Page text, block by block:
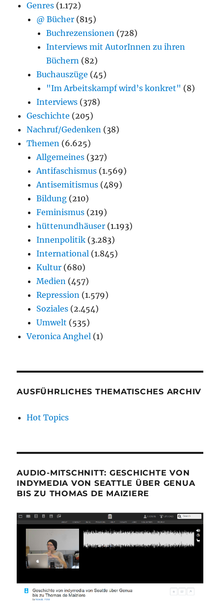
Genres (1.172)
@ Bücher (815)
Buchrezensionen (728)
Interviews mit AutorInnen zu ihren
Büchern (82)
Buchauszüge (45)
"Im Arbeitskampf wird’s konkret" (8)
Interviews (378)
Geschichte (205)
Nachruf/Gedenken (38)
Themen (6.625)
Allgemeines (327)
Antifaschismus (1.569)
Antisemitismus (489)
Bildung (210)
Feminismus (219)
hüttenundhäuser (1.193)
Innenpolitik (3.283)
International (1.845)
Kultur (680)
Medien (457)
Repression (1.579)
Soziales (2.454)
Umwelt (535)
Veronica Anghel (1)
AUSFÜHRLICHES THEMATISCHES ARCHIV
Hot Topics
AUDIO-MITSCHNITT: GESCHICHTE VON
INDYMEDIA VON SEATTLE ÜBER GENUA
BIS ZU THOMAS DE MAIZIERE